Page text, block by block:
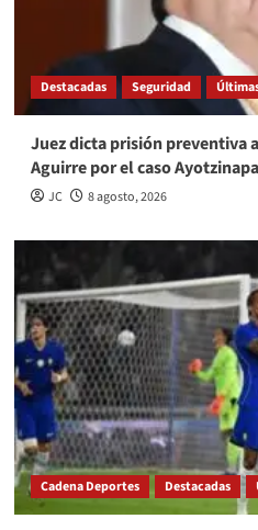
Destacadas Seguridad
Juez dicta prisión preventiva
Aguirre por el caso Ayotzinapa
JC 8 agosto, 2026
Cadena Deportes Destacadas